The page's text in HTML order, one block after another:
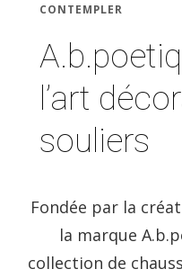
CONTEMPLER
l’art
souliers
Fondée par la
la marque
collection de